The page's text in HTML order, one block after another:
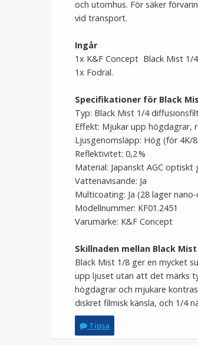
och utomhus. För säker
vid transport.
Ingår
1x K&F Concept Black Mist 1/
1x Fodral.
Specifikationer för Black
Typ: Black Mist 1/4
Effekt: Mjukar upp högdagrar,
Ljusgenomsläpp: Hög (för 4K/
Reflektivitet: 0,2 %
Material: Japanskt AGC optiskt
Vattenavisande: Ja
Multicoating: Ja (28 lager
Modellnummer: KF01.2451
Varumärke: K&F Concept
Skillnaden mellan Black
Black Mist 1/8 ger en mycket
upp ljuset utan att det märks
högdagrar och mjukare
diskret filmisk känsla, och 1/4
Tipsa